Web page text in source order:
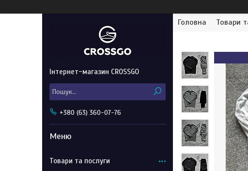
Головна Товари
Інтернет-магазин CROSSGO
+380 (63) 360-07-76
Товари та послуги